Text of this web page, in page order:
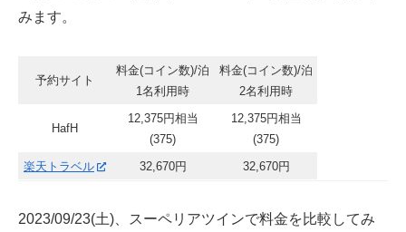
みます。
予約サイト
料金(コイン数)/泊
1名利用時
料金(コイン数)/泊
2名利用時
HafH
12,375円相当
(375)
12,375円相当
(375)
楽天トラベル
32,670円 32,670円
2023/09/23(土)、スーペリアツインで料金を比較してみ